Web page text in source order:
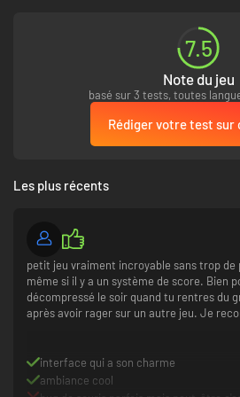
Ce qu'offre Dorfromantik:
Construire des paysages magnifiques et
Un mélange unique de puzzle et de
Un jeu relaxant et apaisant
Un placement stratégique pour battre
Une rejouabilité élevée - chaque partie
De nombreux objets et biomes à
7.5
Note du jeu
basé sur 3 tests, toutes
Rédiger votre test sur
Les plus récents
petit jeu vraiment incroyable sans trop de
même si il y a un système de score. Bien
décompressé le soir quand tu rentres du
après avoir rager sur un autre jeu. Je
interface qui a son charme
ambiance cool